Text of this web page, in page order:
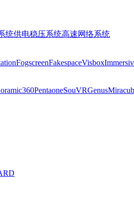
统供电稳压系统高速网络系统
FogscreenFakespaceVisbox
PentaoneSouVRGenus